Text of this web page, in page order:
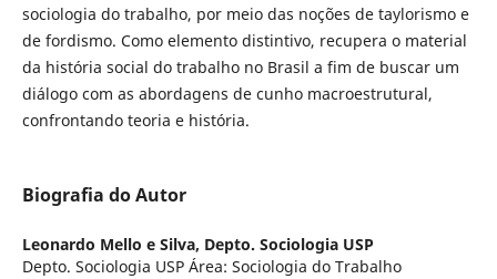
sociologia do trabalho, por meio das noções de taylorismo e
de fordismo. Como elemento distintivo, recupera o material
da história social do trabalho no Brasil a fim de buscar um
diálogo com as abordagens de cunho macroestrutural,
confrontando teoria e história.
Biografia do Autor
Leonardo Mello e Silva, Depto. Sociologia USP
Depto. Sociologia USP Área: Sociologia do Trabalho